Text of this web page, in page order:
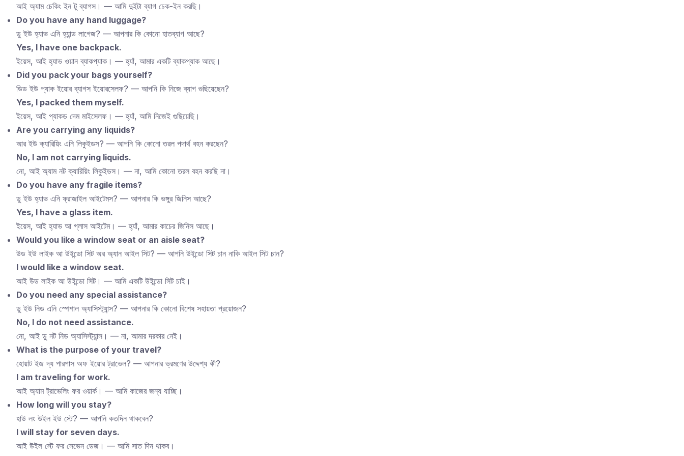
আই অ্যাম চেকিং ইন টু ব্যাগস। — আমি দুইটা ব্যাগ চেক-ইন করছি।
Do you have any hand luggage?
ডু ইউ হ্যাভ এনি হ্যান্ড লাগেজ? — আপনার কি কোনো হাতব্যাগ আছে?
Yes, I have one backpack.
ইয়েস, আই হ্যাভ ওয়ান ব্যাকপ্যাক। — হ্যাঁ, আমার একটি ব্যাকপ্যাক আছে।
Did you pack your bags yourself?
ডিড ইউ প্যাক ইয়োর ব্যাগস ইয়োরসেলফ? — আপনি কি নিজে ব্যাগ গুছিয়েছেন?
Yes, I packed them myself.
ইয়েস, আই প্যাকড দেম মাইসেলফ। — হ্যাঁ, আমি নিজেই গুছিয়েছি।
Are you carrying any liquids?
আর ইউ ক্যারিয়িং এনি লিকুইডস? — আপনি কি কোনো তরল পদার্থ বহন করছেন?
No, I am not carrying liquids.
নো, আই অ্যাম নট ক্যারিয়িং লিকুইডস। — না, আমি কোনো তরল বহন করছি না।
Do you have any fragile items?
ডু ইউ হ্যাভ এনি ফ্রাজাইল আইটেমস? — আপনার কি ভঙ্গুর জিনিস আছে?
Yes, I have a glass item.
ইয়েস, আই হ্যাভ আ গ্লাস আইটেম। — হ্যাঁ, আমার কাচের জিনিস আছে।
Would you like a window seat or an aisle seat?
উড ইউ লাইক আ উইন্ডো সিট অর অ্যান আইল সিট? — আপনি উইন্ডো সিট চান নাকি আইল সিট চান?
I would like a window seat.
আই উড লাইক আ উইন্ডো সিট। — আমি একটি উইন্ডো সিট চাই।
Do you need any special assistance?
ডু ইউ নিড এনি স্পেশাল অ্যাসিস্ট্যান্স? — আপনার কি কোনো বিশেষ সহায়তা প্রয়োজন?
No, I do not need assistance.
নো, আই ডু নট নিড অ্যাসিস্ট্যান্স। — না, আমার দরকার নেই।
What is the purpose of your travel?
হোয়াট ইজ দ্য পারপাস অফ ইয়োর ট্রাভেল? — আপনার ভ্রমণের উদ্দেশ্য কী?
I am traveling for work.
আই অ্যাম ট্রাভেলিং ফর ওয়ার্ক। — আমি কাজের জন্য যাচ্ছি।
How long will you stay?
হাউ লং উইল ইউ স্টে? — আপনি কতদিন থাকবেন?
I will stay for seven days.
আই উইল স্টে ফর সেভেন ডেজ। — আমি সাত দিন থাকব।